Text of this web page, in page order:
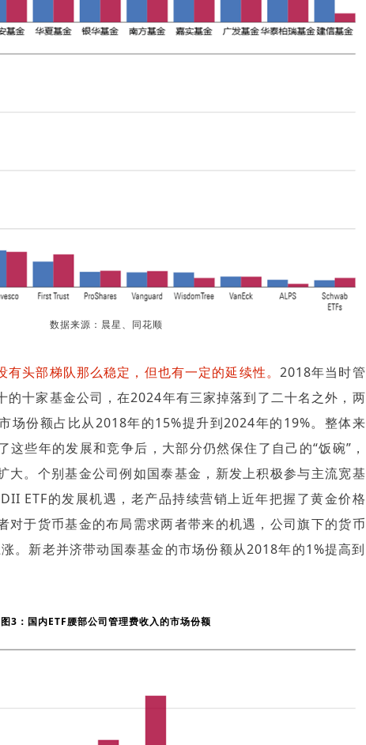
数据来源：晨星、同花顺
头部梯队那么稳定，但也有一定的延续性。 2018年当时管
的十家基金公司，在2024年有三家掉落到了二十名之外，两
场份额占比从2018年的15%提升到2024年的19%。整体来
这些年的发展和竞争后，大部分仍然保住了自己的“饭碗”，
大。个别基金公司例如国泰基金，新发上积极参与主流宽基
ETF的发展机遇，老产品持续营销上近年把握了黄金价格
对于货币基金的布局需求两者带来的机遇，公司旗下的货币
。新老并济带动国泰基金的市场份额从2018年的1%提高到
图3：国内ETF腰部公司管理费收入的市场份额